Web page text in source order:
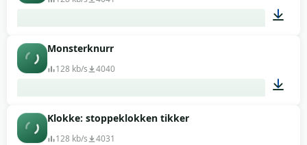
Monsterknurr
128 kb/s 4040
Klokke: stoppeklokken tikker
128 kb/s 4031